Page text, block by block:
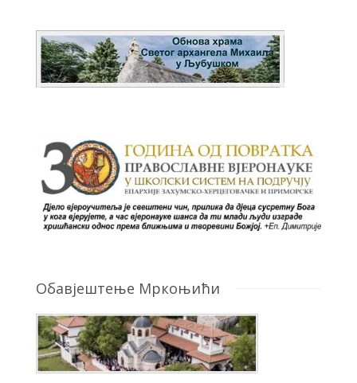
Обавјештење Мркоњићи